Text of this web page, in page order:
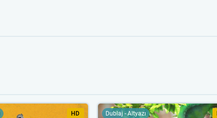
HD Dublaj - Altyazı